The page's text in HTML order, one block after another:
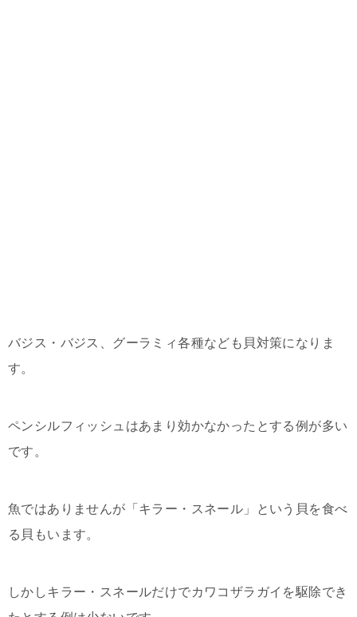
バジス・バジス、グーラミィ各種なども貝対策になりま
す。
ペンシルフィッシュはあまり効かなかったとする例が多い
です。
魚ではありませんが「キラー・スネール」という貝を食べ
る貝もいます。
しかしキラー・スネールだけでカワコザラガイを駆除でき